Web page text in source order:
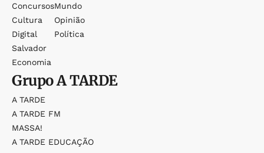
Concursos
Cultura
Digital
Salvador
Economia
Mundo
Opinião
Política
GrupoA TARDE
A TARDE
A TARDE FM
MASSA!
A TARDE EDUCAÇÃO